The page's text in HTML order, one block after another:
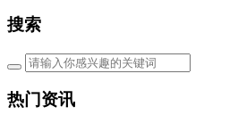
搜索
热门资讯